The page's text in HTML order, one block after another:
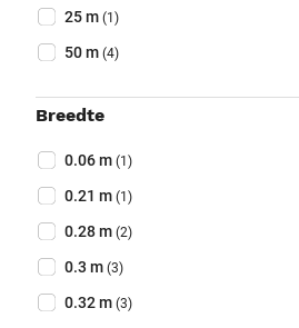
25 m (1)
50 m (4)
Breedte
Breedte (Optioneel)
0.06 m (1)
0.21 m (1)
0.28 m (2)
0.3 m (3)
0.32 m (3)